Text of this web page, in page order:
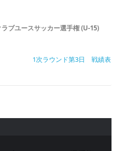
ラブユースサッカー選手権 (U-15)
1次ラウンド第3日 戦績表